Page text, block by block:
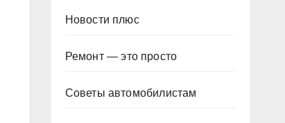
Новости плюс
Ремонт — это просто
Советы автомобилистам